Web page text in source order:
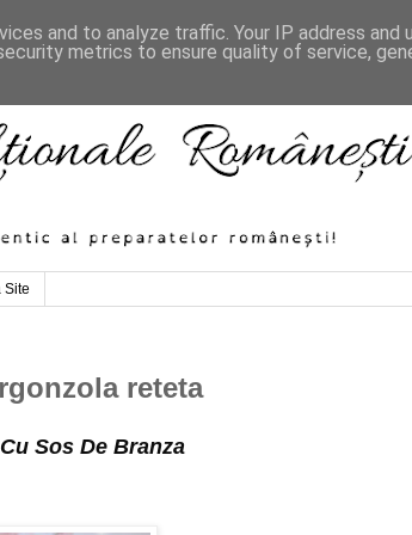
Site
reteta
Sos De Branza
and to analyze traffic. Your IP address and
metrics to ensure quality of service,